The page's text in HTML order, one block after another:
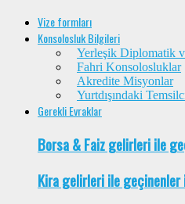
Vize formları
Konsolosluk Bilgileri
Yerleşik Diplomatik
Fahri Konsolosluklar
Akredite Misyonlar
Yurtdışındaki
Gerekli Evraklar
Borsa & Faiz gelirleri ile
Kira gelirleri ile geçinenler